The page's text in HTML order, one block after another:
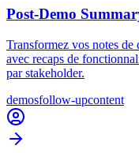
Post-Demo
Transformez vos notes de
avec recaps de
par stakeholder.
demosfollow-upcontent